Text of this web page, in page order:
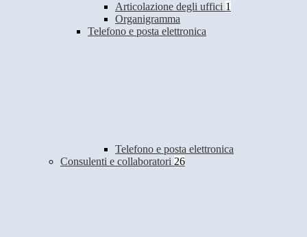
Articolazione degli uffici 1
Organigramma
Telefono e posta elettronica
Telefono e posta elettronica
Consulenti e collaboratori 26